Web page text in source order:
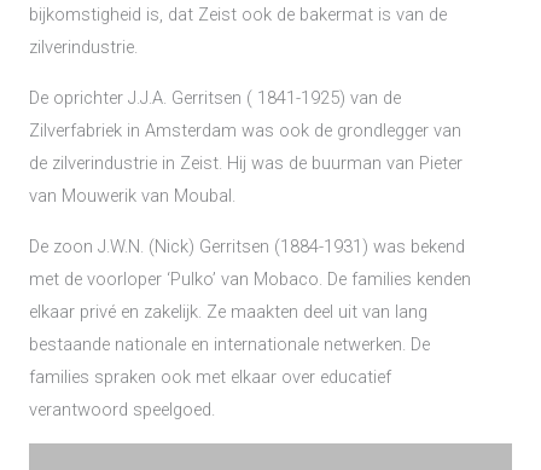
bijkomstigheid is, dat Zeist ook de bakermat is van de
zilverindustrie.
De oprichter J.J.A. Gerritsen ( 1841-1925) van de
Zilverfabriek in Amsterdam was ook de grondlegger van
de zilverindustrie in Zeist. Hij was de buurman van Pieter
van Mouwerik van Moubal.
De zoon J.W.N. (Nick) Gerritsen (1884-1931) was bekend
met de voorloper ‘Pulko’ van Mobaco. De families kenden
elkaar privé en zakelijk. Ze maakten deel uit van lang
bestaande nationale en internationale netwerken. De
families spraken ook met elkaar over educatief
verantwoord speelgoed.